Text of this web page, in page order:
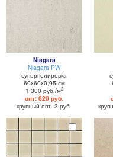
Niagara
Niagara PW
суперполировка
60x60x0,95 см
1 300 руб./м2
опт: 820 руб.
крупный опт: 3 руб.